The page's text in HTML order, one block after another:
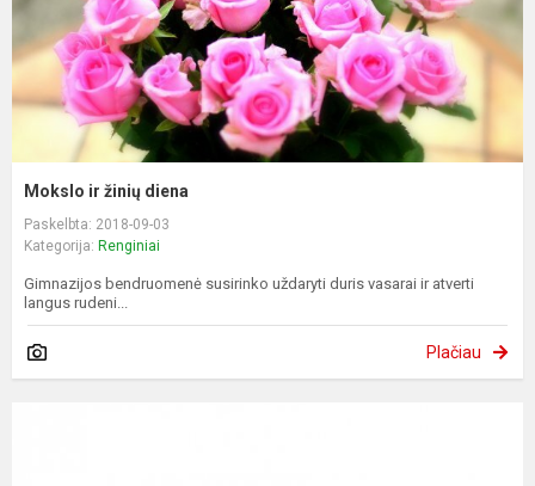
Mokslo ir žinių diena
Paskelbta: 2018-09-03
Kategorija: Renginiai
Gimnazijos bendruomenė susirinko uždaryti duris vasarai ir atverti
langus rudeni...
Plačiau